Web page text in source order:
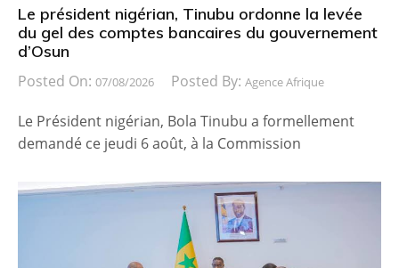
Le président nigérian, Tinubu ordonne la levée
du gel des comptes bancaires du gouvernement
d’Osun
Posted On: 07/08/2026 Posted By: Agence Afrique
Le Président nigérian, Bola Tinubu a formellement
demandé ce jeudi 6 août, à la Commission